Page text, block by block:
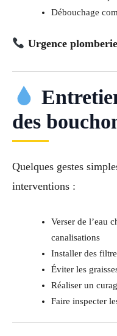
Débouchage
Urgence
des
Quelques gestes
interventions :
Verser de l’eau
canalisations
Installer des
Éviter les
Réaliser un
Faire inspecter